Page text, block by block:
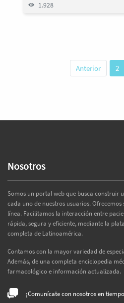
1.928
Anterior 2
Nosotros
Somos un portal web que busca construir
cada uno de nuestros usuarios.
línea. Facilitamos la interacción entre
rápida, segura y eficiente, mediante la
completa de Latinoamérica.
Contamos con la mayor variedad de
Además, de una completa enciclopedia
farmacológico e información actualizada.
¡Comunícate con nosotros en